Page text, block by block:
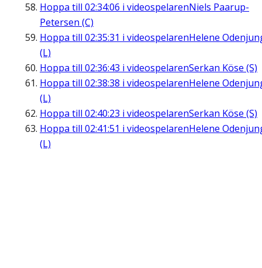
Hoppa till 02:34:06 i videospelarenNiels Paarup-
Petersen (C)
Hoppa till 02:35:31 i videospelarenHelene
(L)
Hoppa till 02:36:43 i videospelarenSerkan Köse (S)
Hoppa till 02:38:38 i videospelarenHelene
(L)
Hoppa till 02:40:23 i videospelarenSerkan Köse (S)
Hoppa till 02:41:51 i videospelarenHelene
(L)